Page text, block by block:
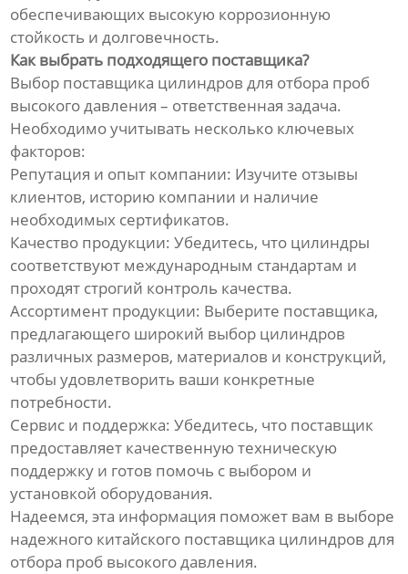
обеспечивающих высокую коррозионную
стойкость и долговечность.
Как выбрать подходящего поставщика?
Выбор поставщика цилиндров для отбора проб
высокого давления – ответственная задача.
Необходимо учитывать несколько ключевых
факторов:
Репутация и опыт компании: Изучите отзывы
клиентов, историю компании и наличие
необходимых сертификатов.
Качество продукции: Убедитесь, что цилиндры
соответствуют международным стандартам и
проходят строгий контроль качества.
Ассортимент продукции: Выберите поставщика,
предлагающего широкий выбор цилиндров
различных размеров, материалов и конструкций,
чтобы удовлетворить ваши конкретные
потребности.
Сервис и поддержка: Убедитесь, что поставщик
предоставляет качественную техническую
поддержку и готов помочь с выбором и
установкой оборудования.
Надеемся, эта информация поможет вам в выборе
надежного китайского поставщика цилиндров для
отбора проб высокого давления.